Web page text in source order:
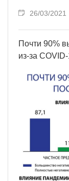
26/03/2021
Почти 90%
из-за